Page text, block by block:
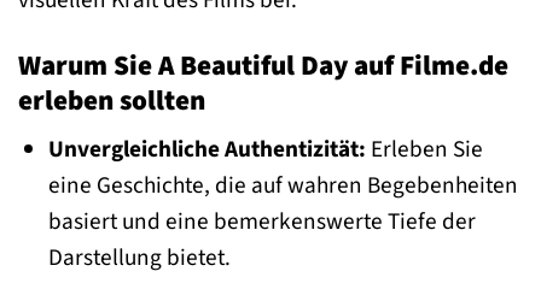
Warum Sie A Beautiful Day auf Filme.de
erleben sollten
Unvergleichliche Authentizität: Erleben Sie
eine Geschichte, die auf wahren Begebenheiten
basiert und eine bemerkenswerte Tiefe der
Darstellung bietet.